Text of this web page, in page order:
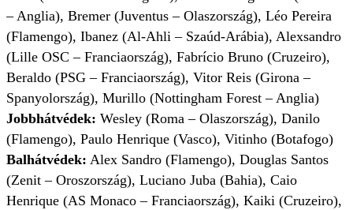
– Anglia), Bremer (Juventus – Olaszország), Léo Pereira
(Flamengo), Ibanez (Al-Ahli – Szaúd-Arábia), Alexsandro
(Lille OSC – Franciaország), Fabrício Bruno (Cruzeiro),
Beraldo (PSG – Franciaország), Vitor Reis (Girona –
Spanyolország), Murillo (Nottingham Forest – Anglia)
Jobbhátvédek: Wesley (Roma – Olaszország), Danilo
(Flamengo), Paulo Henrique (Vasco), Vitinho (Botafogo)
Balhátvédek: Alex Sandro (Flamengo), Douglas Santos
(Zenit – Oroszország), Luciano Juba (Bahia), Caio
Henrique (AS Monaco – Franciaország), Kaiki (Cruzeiro),